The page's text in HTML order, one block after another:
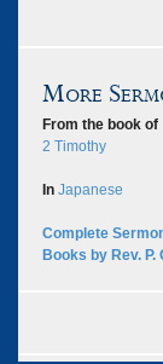
More
From the book of
2 Timothy
In Japanese
Complete
Books by Rev. P.